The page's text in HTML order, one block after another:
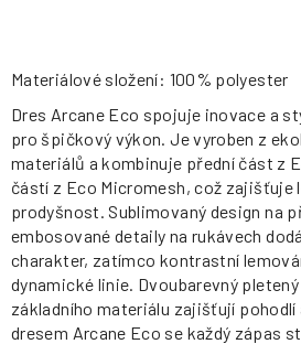
Materiálové složení: 100% polyester
Dres Arcane Eco spojuje inovace a
pro špičkový výkon. Je vyroben z
materiálů a kombinuje přední část z
částí z Eco Micromesh, což zajišťuje
prodyšnost. Sublimovaný design na
embosované detaily na rukávech
charakter, zatímco kontrastní
dynamické linie. Dvoubarevný
základního materiálu zajišťují
dresem Arcane Eco se každý zápas